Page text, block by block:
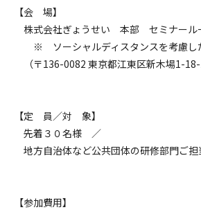
【会 場】
株式会社ぎょうせい 本部 セミナール
※ ソーシャルディスタンスを考慮した
（〒136-0082 東京都江東区新木場1-18-
【定 員／対 象】
先着３０名様 ／
地方自治体など公共団体の研修部門ご担
【参加費用】